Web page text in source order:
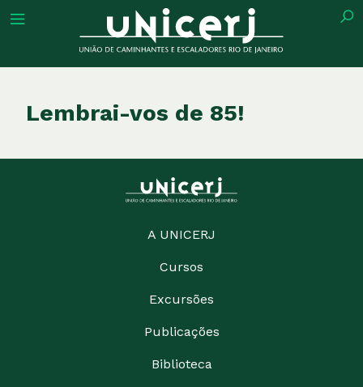
Lembrai-vos de 85!
A UNICERJ
Cursos
Excursões
Publicações
Biblioteca